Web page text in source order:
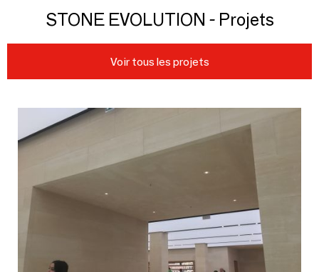
STONE EVOLUTION - Projets
Voir tous les projets